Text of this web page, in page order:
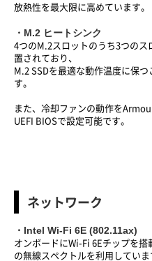
放熱性を最大限に高めています。
・M.2 ヒートシンク
4つのM.2スロットのうち3つの
置されており、
M.2 SSDを最適な動作温度に保
す。
また、冷却ファンの動作を
UEFI BIOSで設定可能です。
ネットワーク
・Intel Wi-Fi 6E (802.11ax)
オンボードにWi-Fi 6Eチップを
の無線スペクトルを利用していま